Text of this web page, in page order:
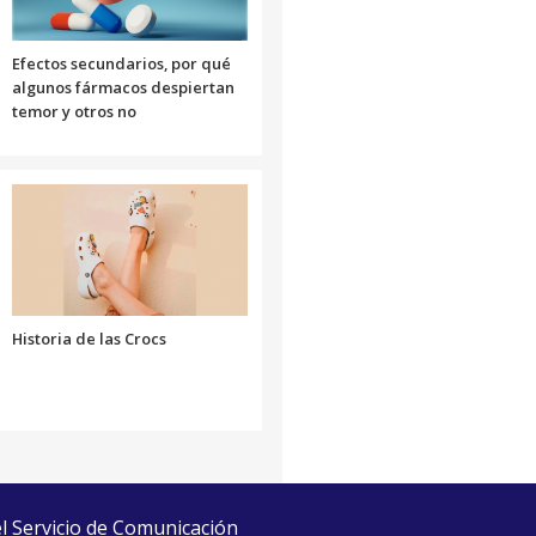
el
volumen.
Efectos secundarios, por qué
algunos fármacos despiertan
temor y otros no
Historia de las Crocs
de Comunicación